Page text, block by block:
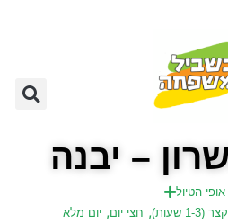
– יבנה
אופי הטיול
3 שעות) , חצי יום, יום מלא